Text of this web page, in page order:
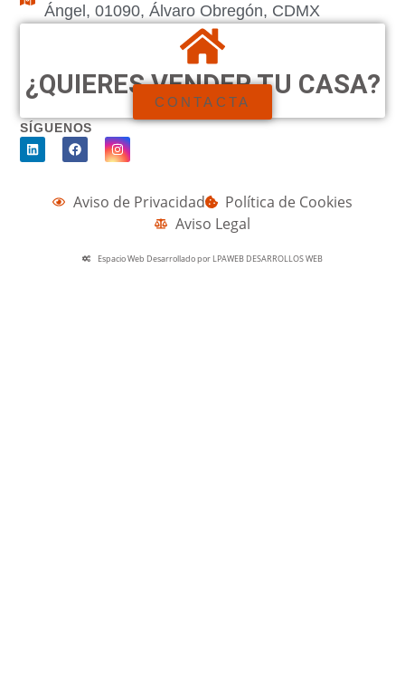
Ángel, 01090, Álvaro Obregón, CDMX
¿QUIERES VENDER TU CASA?
CONTACTA
SÍGUENOS
Aviso de Privacidad
Política de Cookies
Aviso Legal
Espacio Web Desarrollado por LPAWEB DESARROLLOS WEB